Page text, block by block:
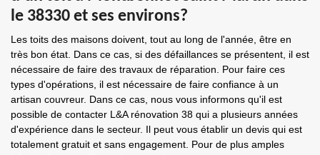
le 38330 et ses environs?
Les toits des maisons doivent, tout au long de l'année, être en
très bon état. Dans ce cas, si des défaillances se présentent, il est
nécessaire de faire des travaux de réparation. Pour faire ces
types d'opérations, il est nécessaire de faire confiance à un
artisan couvreur. Dans ce cas, nous vous informons qu'il est
possible de contacter L&A rénovation 38 qui a plusieurs années
d'expérience dans le secteur. Il peut vous établir un devis qui est
totalement gratuit et sans engagement. Pour de plus amples